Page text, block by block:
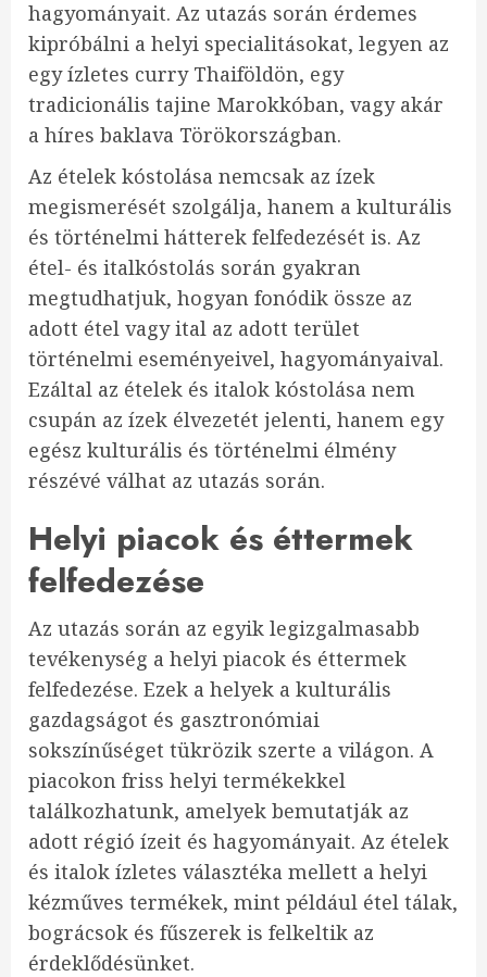
hagyományait. Az utazás során érdemes
kipróbálni a helyi specialitásokat, legyen az
egy ízletes curry Thaiföldön, egy
tradicionális tajine Marokkóban, vagy akár
a híres baklava Törökországban.
Az ételek kóstolása nemcsak az ízek
megismerését szolgálja, hanem a kulturális
és történelmi hátterek felfedezését is. Az
étel- és italkóstolás során gyakran
megtudhatjuk, hogyan fonódik össze az
adott étel vagy ital az adott terület
történelmi eseményeivel, hagyományaival.
Ezáltal az ételek és italok kóstolása nem
csupán az ízek élvezetét jelenti, hanem egy
egész kulturális és történelmi élmény
részévé válhat az utazás során.
Helyi piacok és éttermek
felfedezése
Az utazás során az egyik legizgalmasabb
tevékenység a helyi piacok és éttermek
felfedezése. Ezek a helyek a kulturális
gazdagságot és gasztronómiai
sokszínűséget tükrözik szerte a világon. A
piacokon friss helyi termékekkel
találkozhatunk, amelyek bemutatják az
adott régió ízeit és hagyományait. Az ételek
és italok ízletes választéka mellett a helyi
kézműves termékek, mint például étel tálak,
bográcsok és fűszerek is felkeltik az
érdeklődésünket.